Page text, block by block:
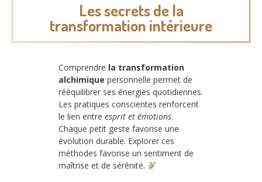
Les secrets de la
transformation intérieure
Comprendre la transformation
alchimique personnelle permet de
rééquilibrer ses énergies quotidiennes.
Les pratiques conscientes renforcent
le lien entre esprit et émotions.
Chaque petit geste favorise une
évolution durable. Explorer ces
méthodes favorise un sentiment de
maîtrise et de sérénité.